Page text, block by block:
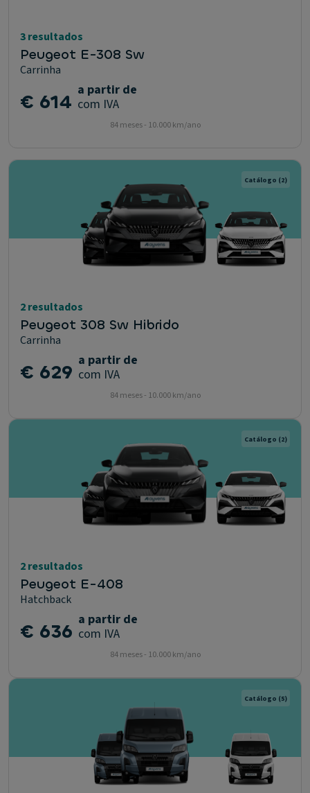
3 resultados
Peugeot E-308 Sw
Carrinha
€ 614 a partir de
com IVA
84 meses - 10.000 km/ano
Catálogo (2)
2 resultados
Peugeot 308 Sw Hibrido
Carrinha
€ 629 a partir de
com IVA
84 meses - 10.000 km/ano
Catálogo (2)
2 resultados
Peugeot E-408
Hatchback
€ 636 a partir de
com IVA
84 meses - 10.000 km/ano
Catálogo (5)